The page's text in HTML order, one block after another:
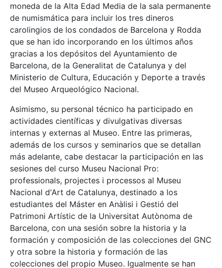
moneda de la Alta Edad Media de la sala permanente
de numismática para incluir los tres dineros
carolingios de los condados de Barcelona y Rodda
que se han ido incorporando en los últimos años
gracias a los depósitos del Ayuntamiento de
Barcelona, de la Generalitat de Catalunya y del
Ministerio de Cultura, Educación y Deporte a través
del Museo Arqueológico Nacional.
Asimismo, su personal técnico ha participado en
actividades científicas y divulgativas diversas
internas y externas al Museo. Entre las primeras,
además de los cursos y seminarios que se detallan
más adelante, cabe destacar la participación en las
sesiones del curso Museu Nacional Pro:
professionals, projectes i processos al Museu
Nacional d'Art de Catalunya, destinado a los
estudiantes del Máster en Anàlisi i Gestió del
Patrimoni Artístic de la Universitat Autònoma de
Barcelona, con una sesión sobre la historia y la
formación y composición de las colecciones del GNC
y otra sobre la historia y formación de las
colecciones del propio Museo. Igualmente se han